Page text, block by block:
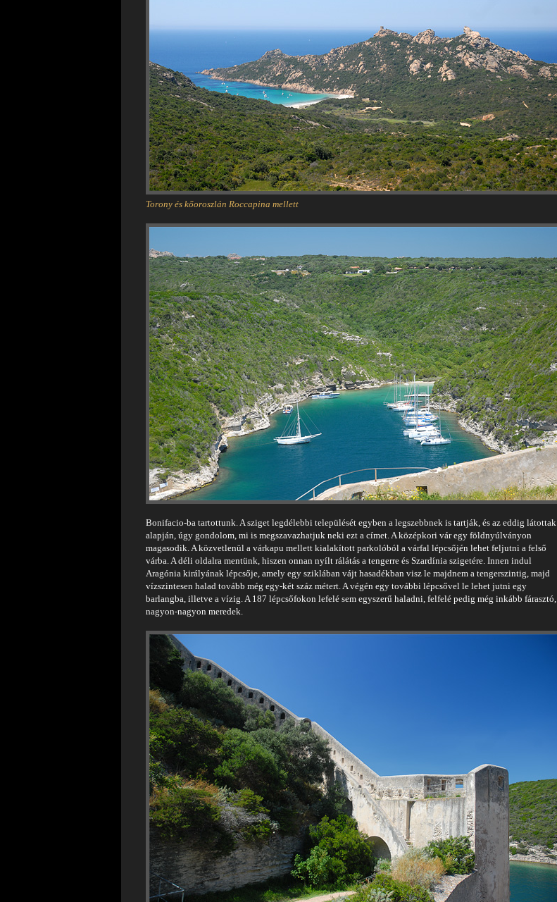
Torony és kőoroszlán Roccapina mellett
Bonifacio-ba tartottunk. A sziget legdélebbi települését egyben a legszebbnek is tartják, és az eddig látottak
alapján, úgy gondolom, mi is megszavazhatjuk neki ezt a címet. A középkori vár egy földnyúlványon
magasodik. A közvetlenül a várkapu mellett kialakított parkolóból a várfal lépcsőjén lehet feljutni a felső
várba. A déli oldalra mentünk, hiszen onnan nyílt rálátás a tengerre és Szardínia szigetére. Innen indul
Aragónia királyának lépcsője, amely egy sziklában vájt hasadékban visz le majdnem a tengerszintig, majd
vízszintesen halad tovább még egy-két száz métert. A végén egy további lépcsővel le lehet jutni egy
barlangba, illetve a vízig. A 187 lépcsőfokon lefelé sem egyszerű haladni, felfelé pedig még inkább fárasztó,
nagyon-nagyon meredek.